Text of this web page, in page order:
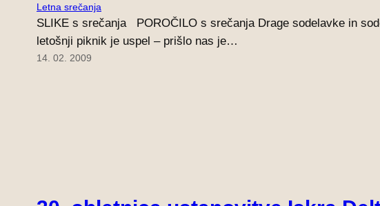
Letna srečanja
SLIKE s srečanja POROČILO s srečanja Drage sodelavke in
letošnji piknik je uspel – prišlo nas je…
14. 02. 2009